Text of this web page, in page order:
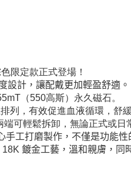
限定款正式登場！
設計，讓配戴更加輕盈舒適。
（550高斯）永久磁石。
列，有效促進血液循環，舒
端可輕鬆拆卸，無論正式或日
手工打磨製作，不僅是功能
鍍金工藝，溫和親膚，同